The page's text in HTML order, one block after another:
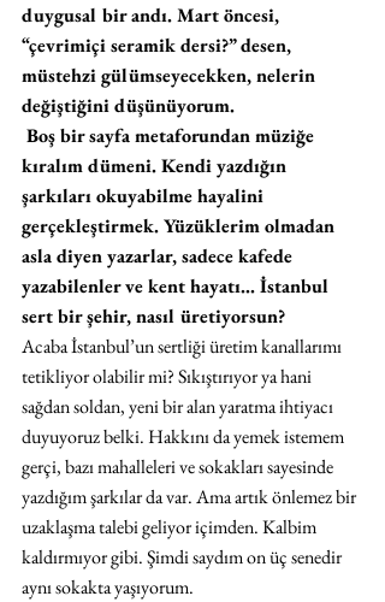
duygusal bir andı. Mart öncesi,
“çevrimiçi seramik dersi?” desen,
müstehzi gülümseyecekken, nelerin
değiştiğini düşünüyorum.
kıralım dümeni. Kendi yazdığın
şarkıları okuyabilme hayalini
gerçekleştirmek. Yüzüklerim olmadan
asla diyen yazarlar, sadece kafede
yazabilenler ve kent hayatı... İstanbul
sert bir şehir, nasıl üretiyorsun?
Acaba İstanbul’un sertliği üretim kanallarımı
tetikliyor olabilir mi? Sıkıştırıyor ya hani
sağdan soldan, yeni bir alan yaratma ihtiyacı
duyuyoruz belki. Hakkını da yemek istemem
gerçi, bazı mahalleleri ve sokakları sayesinde
yazdığım şarkılar da var. Ama artık önlemez bir
uzaklaşma talebi geliyor içimden. Kalbim
kaldırmıyor gibi. Şimdi saydım on üç senedir
aynı sokakta yaşıyorum.